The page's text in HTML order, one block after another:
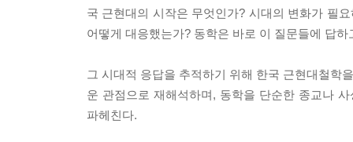
국 근현대의 시작은 무엇인가? 시대의 변화가 필
어떻게 대응했는가? 동학은 바로 이 질문들에 답하
그 시대적 응답을 추적하기 위해 한국 근현대철학
운 관점으로 재해석하며, 동학을 단순한 종교나
파헤친다.